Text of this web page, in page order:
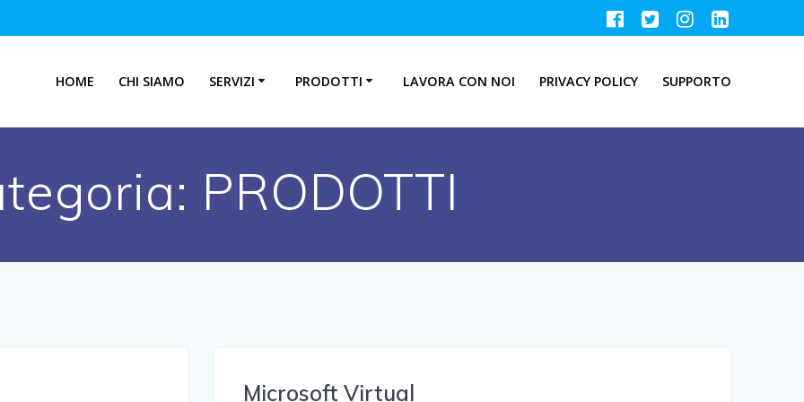
HOME CHI SIAMO SERVIZI PRODOTTI LAVORA CON NOI PRIVACY POLICY SUPPORTO
PRODOTTI
Microsoft Virtual